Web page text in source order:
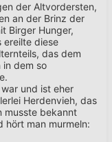
der Altvordersten,
an der Brinz der
Birger Hunger,
ereilte diese
das dem
in dem so
und ist eher
Herdenvieh, das
musste bekannt
hört man murmeln: